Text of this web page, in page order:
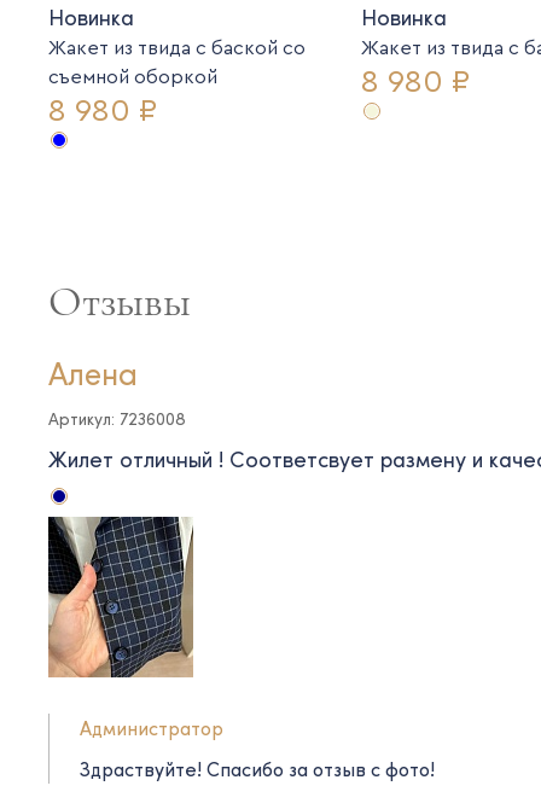
Новинка
Жакет из твида с баской со
съемной оборкой
8 980 ₽
Новинка
Жакет из твида c
8 980 ₽
Отзывы
Алена
Артикул: 7236008
Жилет отличный ! Соответсвует размену и
Администратор
Здраствуйте! Спасибо за отзыв с фото!